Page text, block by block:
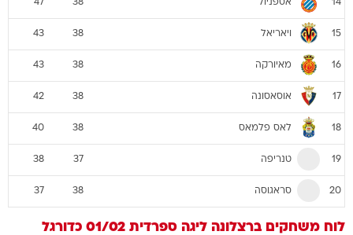
14 אספניול 38
47
15 ויאריאל 38
43
16 מאיורקה 38
43
17 אוסאסונה 38
42
18 לאס פלמאס 38
40
19 טנריפה 37
38
20 סראגוסה 38
37
לוח משחקים ברצלונה ליגה ספרדית 01/02 כדורגל